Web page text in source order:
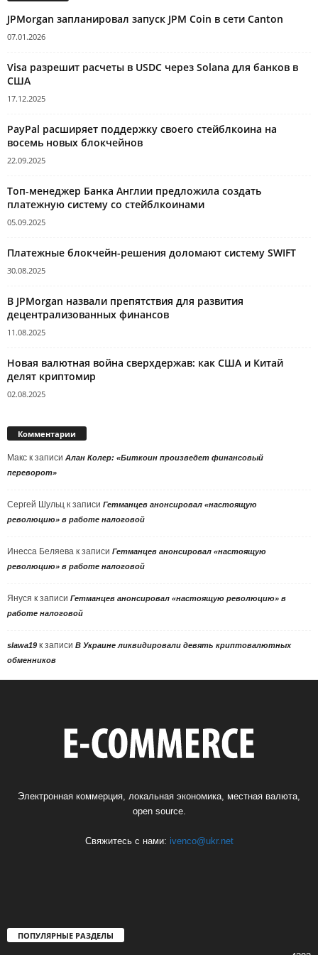
JPMorgan запланировал запуск JPM Coin в сети Canton
07.01.2026
Visa разрешит расчеты в USDC через Solana для банков в
США
17.12.2025
PayPal расширяет поддержку своего стейблкоина на
восемь новых блокчейнов
22.09.2025
Топ-менеджер Банка Англии предложила создать
платежную систему со стейблкоинами
05.09.2025
Платежные блокчейн-решения доломают систему SWIFT
30.08.2025
В JPMorgan назвали препятствия для развития
децентрализованных финансов
11.08.2025
Новая валютная война сверхдержав: как США и Китай
делят криптомир
02.08.2025
Комментарии
Макс к записи Алан Колер: «Биткоин произведет финансовый
переворот»
Сергей Шульц к записи Гетманцев анонсировал «настоящую
революцию» в работе налоговой
Инесса Беляева к записи Гетманцев анонсировал «настоящую
революцию» в работе налоговой
Януся к записи Гетманцев анонсировал «настоящую революцию» в
работе налоговой
slawa19 к записи В Украине ликвидировали девять криптовалютных
обменников
Электронная коммерция, локальная экономика, местная валюта,
open source.
Свяжитесь с нами: ivenco@ukr.net
ПОПУЛЯРНЫЕ РАЗДЕЛЫ